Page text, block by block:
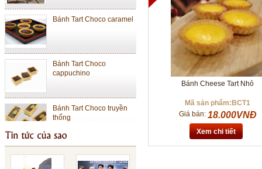
Bánh Tart Choco caramel
Bánh Tart Choco
cappuchino
Bánh Tart Choco truyền
thống
Bánh Cheese Tart Nhỏ
Mã sản phẩm:BCT1
Giá bán: 18.000VNĐ
Xem chi tiết